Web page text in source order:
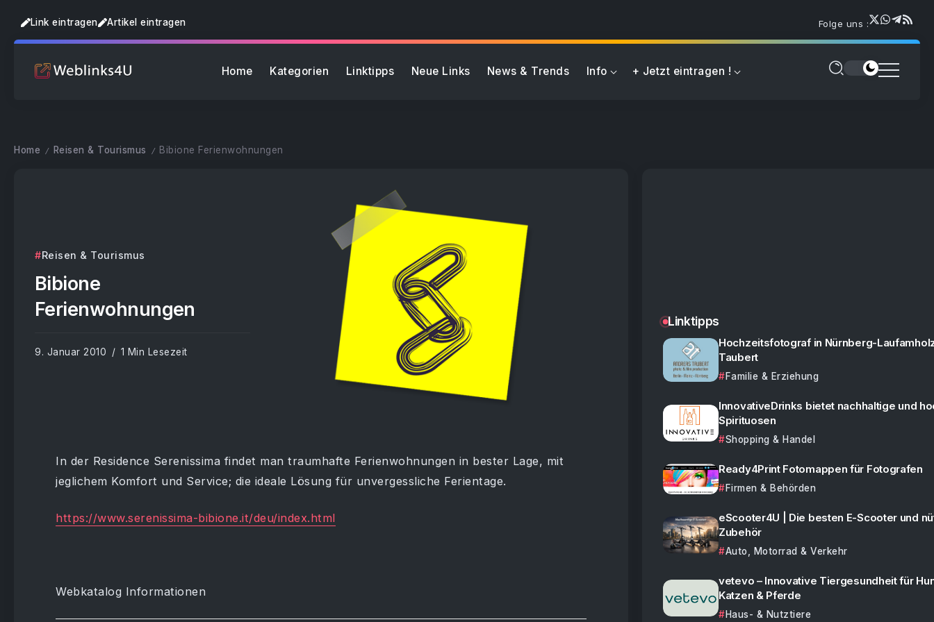
Link eintragen Artikel eintragen Folge uns :
Home Kategorien Linktipps Neue Links News & Trends Info + Jetzt eintragen !
Home / Reisen & Tourismus / Bibione Ferienwohnungen
Reisen & Tourismus
Bibione
Ferienwohnungen
9. Januar 2010 1 Min Lesezeit
In der Residence Serenissima findet man traumhafte Ferienwohnungen in bester Lage, mit
jeglichem Komfort und Service; die ideale Lösung für unvergessliche Ferientage.
https://www.serenissima-bibione.it/deu/index.html
Webkatalog Informationen
Linktipps
Hochzeitsfotograf in Nürnberg-
Taubert
Familie & Erziehung
InnovativeDrinks bietet nachhaltige und
Spirituosen
Shopping & Handel
Ready4Print Fotomappen für Fotografen
Firmen & Behörden
eScooter4U | Die besten E-Scooter und
Zubehör
Auto, Motorrad & Verkehr
vetevo – Innovative Tiergesundheit für
Katzen & Pferde
Haus- & Nutztiere